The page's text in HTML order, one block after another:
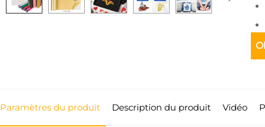
Paramètres du produit Description du produit Vidéo